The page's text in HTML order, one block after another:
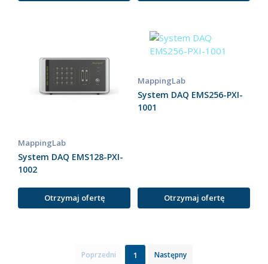
MappingLab
System DAQ EMS128-PXI-
1002
Otrzymaj ofertę
MappingLab
System DAQ EMS256-PXI-
1001
Otrzymaj ofertę
Poprzedni 1 Następny